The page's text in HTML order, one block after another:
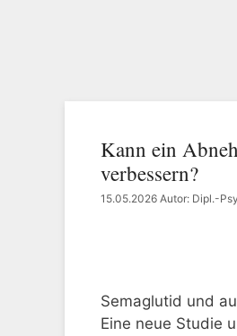
Kann ein
verbessern?
15.05.2026 Autor: Dipl.-
Semaglutid und
Eine neue Studie